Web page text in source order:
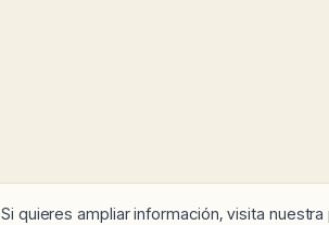
Si quieres ampliar información, visita